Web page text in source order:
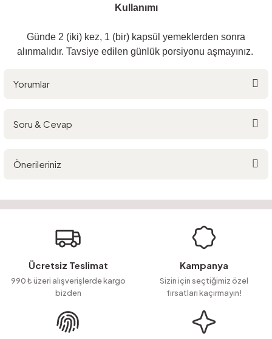
Kullanımı
Günde 2 (iki) kez, 1 (bir) kapsül yemeklerden sonra
alınmalıdır. Tavsiye edilen günlük porsiyonu aşmayınız.
Yorumlar
Soru & Cevap
Soru Sor
Önerileriniz
Görüş ve önerileriniz için teşekkür ederiz.
Ürün resmi kalitesiz, bozuk veya görüntülenemiyor.
Ürün açıklamasında eksik bilgiler bulunuyor.
Ürün bilgilerinde hatalar bulunuyor.
Ürün fiyatı diğer sitelerden daha pahalı.
Bu ürüne benzer farklı alternatifler olmalı.
Ücretsiz Teslimat
990 ₺ üzeri alışverişlerde kargo
bizden
Kampanya
Sizin için seçtiğimiz özel
fırsatları kaçırmayın!